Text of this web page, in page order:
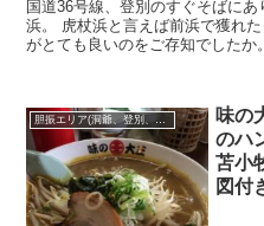
国道36号線、登別のすぐそばに
浜。 虎杖浜と言えば前浜で獲れ
がとても良いのをご存知でしたか。 ドライブでは素通りすること
味の
のハ
苫小
図付